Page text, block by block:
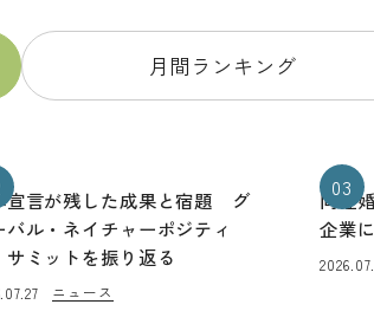
月間ランキング
宣言が残した成果と宿題 グ
バル・ネイチャーポジティ
サミットを振り返る
ニュース
03
同性
企業